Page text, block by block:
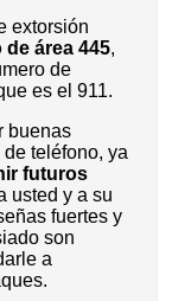
extorsión
área 445,
de
es el 911.
buenas
teléfono, ya
futuros
usted y a su
fuertes y
son
a